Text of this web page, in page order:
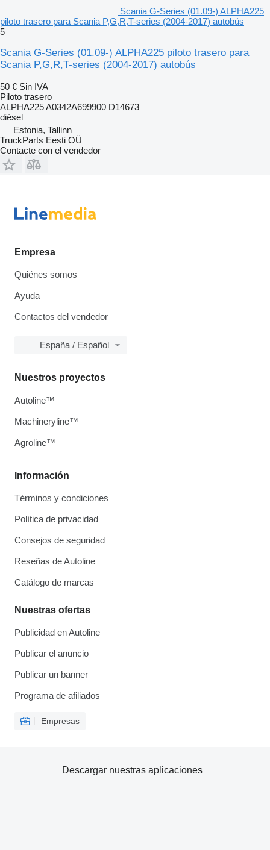
Scania G-Series (01.09-) ALPHA225
piloto trasero para Scania P,G,R,T-series (2004-2017) autobús
5
Scania G-Series (01.09-) ALPHA225 piloto trasero para
Scania P,G,R,T-series (2004-2017) autobús
50 € Sin IVA
Piloto trasero
ALPHA225 A0342A699900 D14673
diésel
Estonia, Tallinn
TruckParts Eesti OÜ
Contacte con el vendedor
Empresa
Quiénes somos
Ayuda
Contactos del vendedor
España / Español
Información
Términos y condiciones
Política de privacidad
Consejos de seguridad
Reseñas de Autoline
Catálogo de marcas
Nuestras ofertas
Publicidad en Autoline
Publicar el anuncio
Publicar un banner
Programa de afiliados
Empresas
Nuestros proyectos
Autoline™
Machineryline™
Agroline™
Descargar nuestras aplicaciones